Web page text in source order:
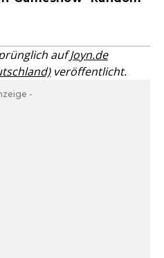
aufJoyn.de
veröffentlicht.
-